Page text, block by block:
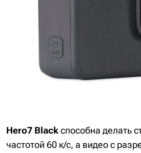
Hero7 Blackспособна делать
частотой 60 к/с, а видео с